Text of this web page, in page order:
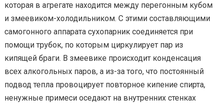
которая в агрегате находится между перегонным кубом
и змеевиком-холодильником. С этими составляющими
самогонного аппарата сухопарник соединяется при
помощи трубок, по которым циркулирует пар из
кипящей браги. В змеевике происходит конденсация
всех алкогольных паров, а из-за того, что постоянный
подвод тепла провоцирует повторное кипение спирта,
ненужные примеси оседают на внутренних стенках